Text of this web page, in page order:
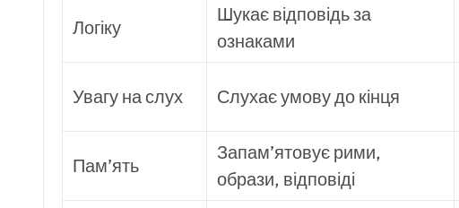
Логіку
Шукає відповідь за
ознаками
Увагу на слух Слухає умову до кінця
Пам’ять
Запам’ятовує рими,
образи, відповіді